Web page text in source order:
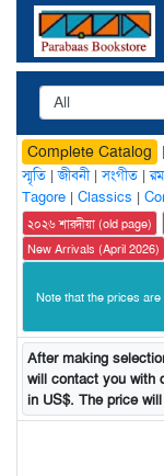
Complete Catalog
স্মৃতি |জীবনী|সংগীত |
Tagore | Classics |
২০২৬ শারদীয়া (old page)
New Arrivals (April 2026)
Note that the prices
After making
will contact you with
in US$. The price